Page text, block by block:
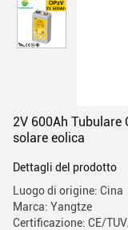
2V 600Ah Tubulare
solare eolica
Dettagli del prodotto
Luogo di origine: Cina
Marca: Yangtze
Certificazione: CE/